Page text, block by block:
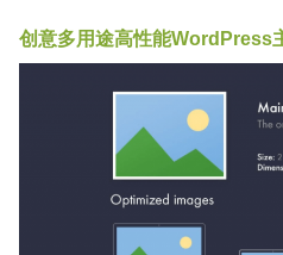
创意多用途高性能WordPress